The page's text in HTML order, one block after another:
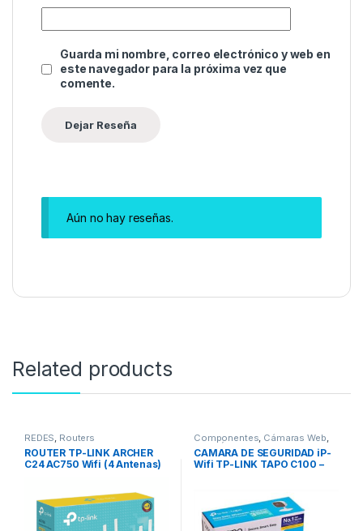
Guarda mi nombre, correo electrónico y web en
este navegador para la próxima vez que
comente.
Aún no hay reseñas.
Related products
REDES, Routers
ROUTER TP-LINK ARCHER
C24 AC750 Wifi (4 Antenas)
Componentes, Cámaras Web,
PERIFÉRICOS ,Webcam,REDES
CAMARA DE SEGURIDAD iP-
Wifi TP-LINK TAPO C100 –